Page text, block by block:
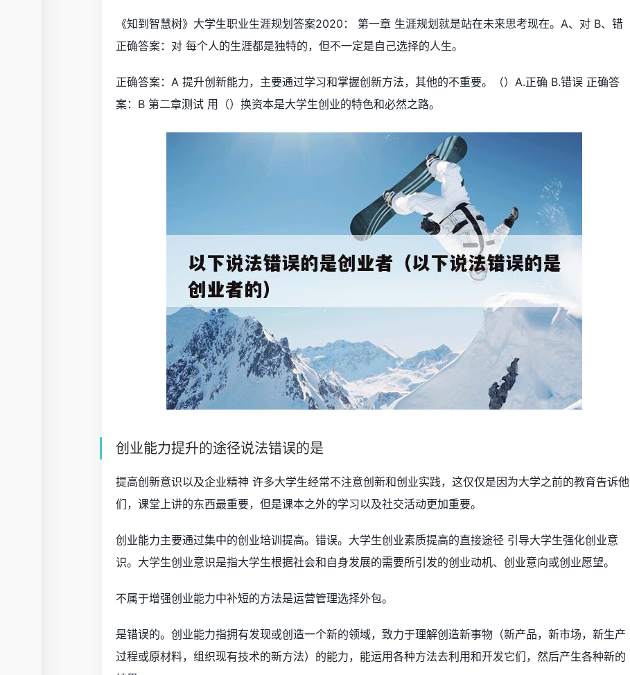
《知到智慧树》大学生职业生涯规划答案2020： 第一章 生涯规划就是站在未来思考现在。A、对 B、错
正确答案：对 每个人的生涯都是独特的，但不一定是自己选择的人生。
正确答案：A 提升创新能力，主要通过学习和掌握创新方法，其他的不重要。（）A.正确 B.错误 正确答
案：B 第二章测试 用（）换资本是大学生创业的特色和必然之路。
创业能力提升的途径说法错误的是
提高创新意识以及企业精神 许多大学生经常不注意创新和创业实践，这仅仅是因为大学之前的教育告诉他
们，课堂上讲的东西最重要，但是课本之外的学习以及社交活动更加重要。
创业能力主要通过集中的创业培训提高。错误。大学生创业素质提高的直接途径 引导大学生强化创业意
识。大学生创业意识是指大学生根据社会和自身发展的需要所引发的创业动机、创业意向或创业愿望。
不属于增强创业能力中补短的方法是运营管理选择外包。
是错误的。创业能力指拥有发现或创造一个新的领域，致力于理解创造新事物（新产品，新市场，新生产
过程或原材料，组织现有技术的新方法）的能力，能运用各种方法去利用和开发它们，然后产生各种新的